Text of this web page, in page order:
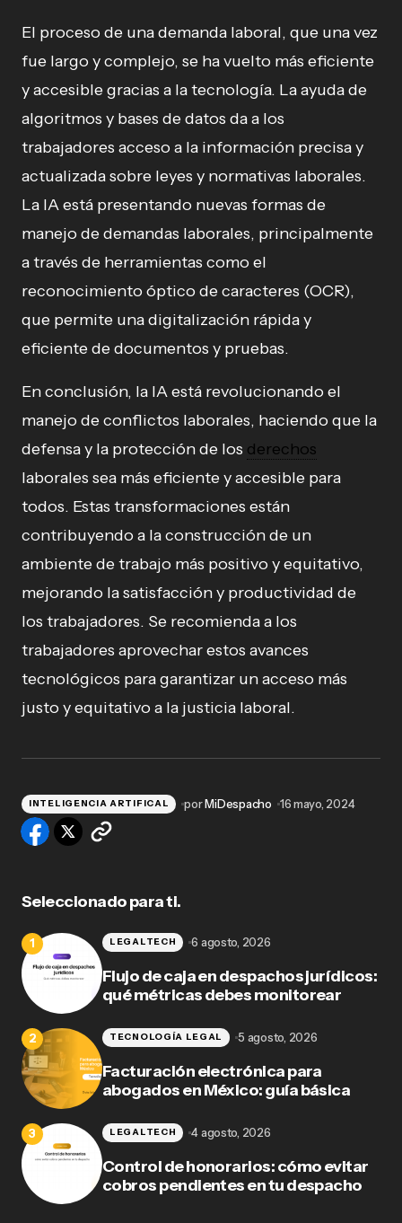
El proceso de una demanda laboral, que una vez
fue largo y complejo, se ha vuelto más eficiente
y accesible gracias a la tecnología. La ayuda de
algoritmos y bases de datos da a los
trabajadores acceso a la información precisa y
actualizada sobre leyes y normativas laborales.
La IA está presentando nuevas formas de
manejo de demandas laborales, principalmente
a través de herramientas como el
reconocimiento óptico de caracteres (OCR),
que permite una digitalización rápida y
eficiente de documentos y pruebas.
En conclusión, la IA está revolucionando el
manejo de conflictos laborales, haciendo que la
defensa y la protección de los derechos
laborales sea más eficiente y accesible para
todos. Estas transformaciones están
contribuyendo a la construcción de un
ambiente de trabajo más positivo y equitativo,
mejorando la satisfacción y productividad de
los trabajadores. Se recomienda a los
trabajadores aprovechar estos avances
tecnológicos para garantizar un acceso más
justo y equitativo a la justicia laboral.
INTELIGENCIA ARTIFICAL porMiDespacho 16 mayo, 2024
Seleccionado para ti.
Flujo de caja en despachos jurídicos:
qué métricas debes monitorear
LEGALTECH 6 agosto, 2026
Facturación electrónica para
abogados en México: guía básica
TECNOLOGÍA LEGAL 5 agosto, 2026
Control de honorarios: cómo evitar
cobros pendientes en tu despacho
LEGALTECH 4 agosto, 2026